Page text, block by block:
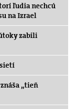
ľudia nechcú
na Izrael
zabili
„tieň